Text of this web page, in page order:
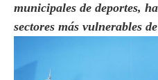
municipales de deportes,
sectores más vulnerables